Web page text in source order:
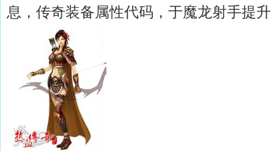
息，传奇装备属性代码，于魔龙射手提